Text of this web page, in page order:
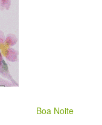
Boa Noite